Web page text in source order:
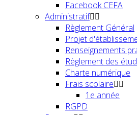
Facebook CEFA
Administratif
Règlement Général
Projet
Renseignements
Règlement des
Charte numérique
Frais scolaire
1e année
RGPD